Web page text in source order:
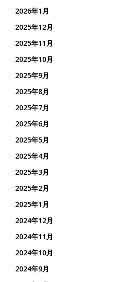
2026年1月
2025年12月
2025年11月
2025年10月
2025年9月
2025年8月
2025年7月
2025年6月
2025年5月
2025年4月
2025年3月
2025年2月
2025年1月
2024年12月
2024年11月
2024年10月
2024年9月